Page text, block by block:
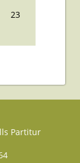
23
Partitur